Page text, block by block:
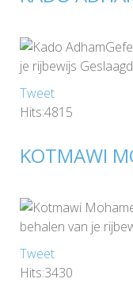
je rijbewijs
Tweet
Hits:4815
KOTMAWI
behalen van je
Tweet
Hits:3430